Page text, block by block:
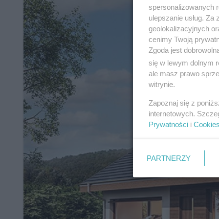
spersonalizowanych
ulepszanie usług.
geolokalizacyjnych
cenimy Twoją
Zgoda jest
się w lewym dolnym
ale masz prawo
witrynie.
Zapoznaj się z
internetowych.
Prywatności i
PARTNERZY